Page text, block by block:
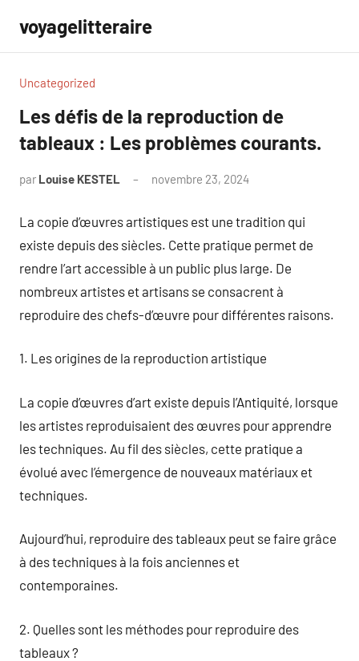
contenu
voyagelitteraire
Uncategorized
Les défis de la reproduction de
tableaux : Les problèmes courants.
par Louise KESTEL novembre 23, 2024
La copie d’œuvres artistiques est une tradition qui
existe depuis des siècles. Cette pratique permet de
rendre l’art accessible à un public plus large. De
nombreux artistes et artisans se consacrent à
reproduire des chefs-d’œuvre pour différentes raisons.
1. Les origines de la reproduction artistique
La copie d’œuvres d’art existe depuis l’Antiquité, lorsque
les artistes reproduisaient des œuvres pour apprendre
les techniques. Au fil des siècles, cette pratique a
évolué avec l’émergence de nouveaux matériaux et
techniques.
Aujourd’hui, reproduire des tableaux peut se faire grâce
à des techniques à la fois anciennes et
contemporaines.
2. Quelles sont les méthodes pour reproduire des
tableaux ?